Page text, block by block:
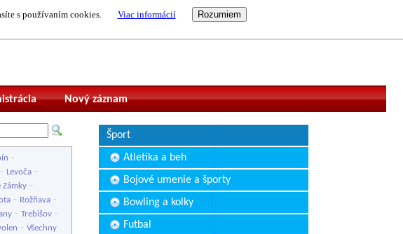
s používaním cookies. Viac informácií
Nový záznam
-
- Levoča -
Zámky -
- Rožňava -
- Trebišov -
- Všechny
Šport
Atletika a beh
Bojové umenie a športy
Bowling a kolky
Futbal